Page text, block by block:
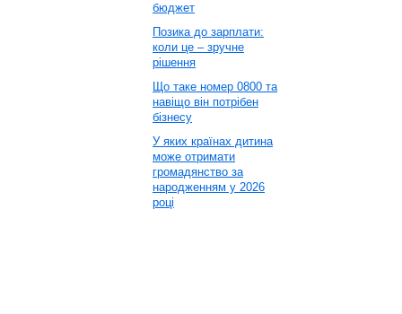
бюджет
Позика до зарплати:
коли це – зручне
рішення
Що таке номер 0800 та
навіщо він потрібен
бізнесу
У яких країнах дитина
може отримати
громадянство за
народженням у 2026
році